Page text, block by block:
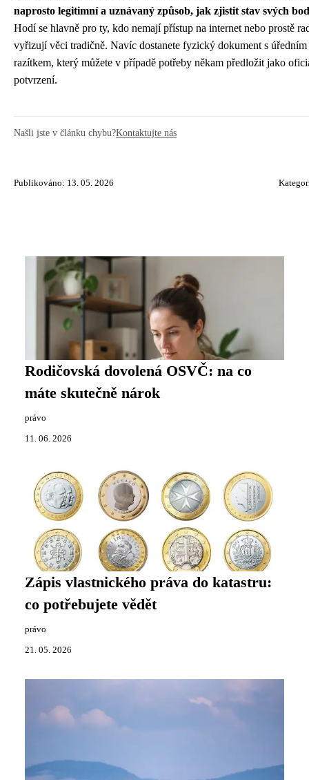
naprosto legitimní a uznávaný způsob, jak zjistit stav svých
Hodí se hlavně pro ty, kdo nemají přístup na internet nebo prostě
vyřizují věci tradičně. Navíc dostanete fyzický dokument s úředním
razítkem, který můžete v případě potřeby někam předložit jako
potvrzení.
Našli jste v článku chybu?Kontaktujte nás
Publikováno: 13. 05. 2026
Rodičovská dovolená OSVČ: na co
máte skutečně nárok
právo
11. 06. 2026
Zápis vlastnického práva do katastru:
co potřebujete vědět
právo
21. 05. 2026